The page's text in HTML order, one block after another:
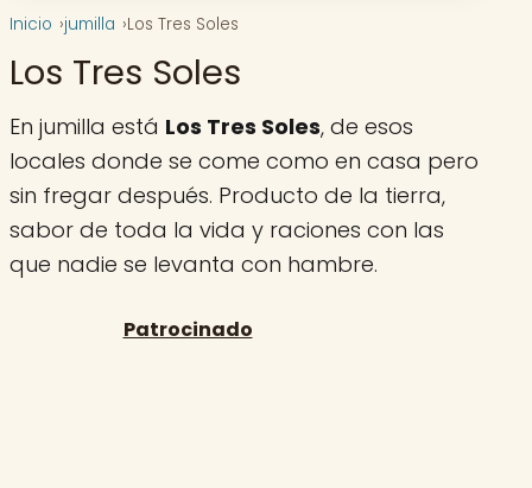
Inicio jumilla Los Tres Soles
Los Tres Soles
En jumilla está Los Tres Soles, de esos
locales donde se come como en casa pero
sin fregar después. Producto de la tierra,
sabor de toda la vida y raciones con las
que nadie se levanta con hambre.